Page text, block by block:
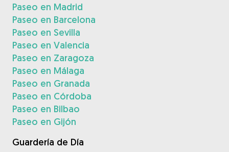
Paseo en Madrid
Paseo en Barcelona
Paseo en Sevilla
Paseo en Valencia
Paseo en Zaragoza
Paseo en Málaga
Paseo en Granada
Paseo en Córdoba
Paseo en Bilbao
Paseo en Gijón
Guardería de Día